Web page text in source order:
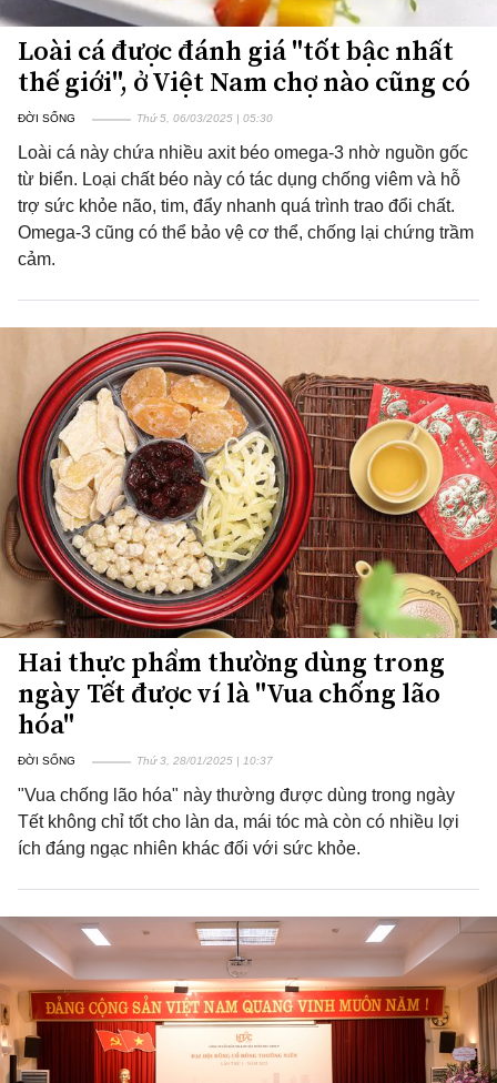
Loài cá được đánh giá "tốt bậc nhất
thế giới", ở Việt Nam chợ nào cũng có
ĐỜI SỐNG Thứ 5, 06/03/2025 | 05:30
Loài cá này chứa nhiều axit béo omega-3 nhờ nguồn gốc
từ biển. Loại chất béo này có tác dụng chống viêm và hỗ
trợ sức khỏe não, tim, đẩy nhanh quá trình trao đổi chất.
Omega-3 cũng có thể bảo vệ cơ thể, chống lại chứng trầm
cảm.
Hai thực phẩm thường dùng trong
ngày Tết được ví là "Vua chống lão
hóa"
ĐỜI SỐNG Thứ 3, 28/01/2025 | 10:37
"Vua chống lão hóa" này thường được dùng trong ngày
Tết không chỉ tốt cho làn da, mái tóc mà còn có nhiều lợi
ích đáng ngạc nhiên khác đối với sức khỏe.